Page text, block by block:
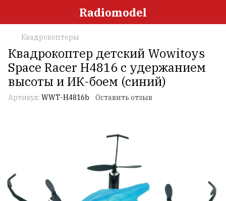
Radiomodel
Квадрокоптеры
Квадрокоптер детский Wowitoys
Space Racer H4816 с удержанием
высоты и ИК-боем (синий)
Артикул: WWT-H4816b Оставить отзыв